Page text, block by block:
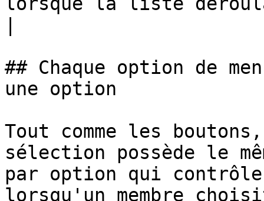
## Chaque option de
une option
Tout comme les
sélection possède le
par option qui
lorsqu'un membre